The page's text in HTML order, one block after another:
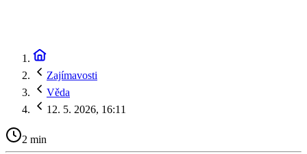
Zajímavosti
Věda
12. 5. 2026, 16:11
2 min